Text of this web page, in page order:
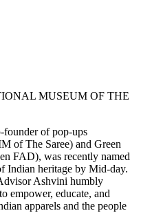
MUSEUM OF THE
of pop-ups
of The Saree) and Green
FAD), was recently named
Indian heritage by Mid-day.
Ashvini humbly
empower, educate, and
apparels and the people